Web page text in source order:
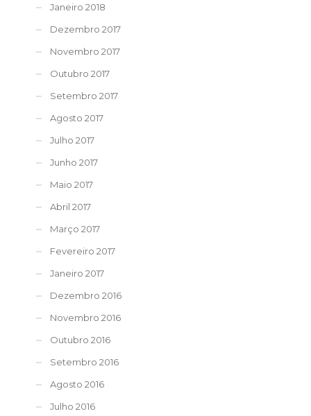
Janeiro 2018
Dezembro 2017
Novembro 2017
Outubro 2017
Setembro 2017
Agosto 2017
Julho 2017
Junho 2017
Maio 2017
Abril 2017
Março 2017
Fevereiro 2017
Janeiro 2017
Dezembro 2016
Novembro 2016
Outubro 2016
Setembro 2016
Agosto 2016
Julho 2016